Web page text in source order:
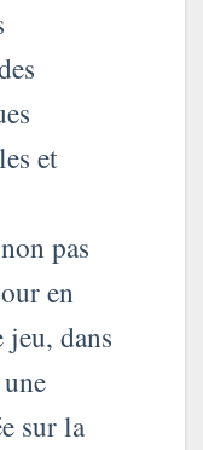
et
pas
en
dans
sur la